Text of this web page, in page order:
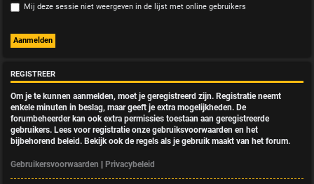
Mij deze sessie niet weergeven in de lijst met online gebruikers
REGISTREER
Om je te kunnen aanmelden, moet je geregistreerd zijn. Registratie neemt
enkele minuten in beslag, maar geeft je extra mogelijkheden. De
forumbeheerder kan ook extra permissies toestaan aan geregistreerde
gebruikers. Lees voor registratie onze gebruiksvoorwaarden en het
bijbehorend beleid. Bekijk ook de regels als je gebruik maakt van het forum.
Gebruikersvoorwaarden | Privacybeleid